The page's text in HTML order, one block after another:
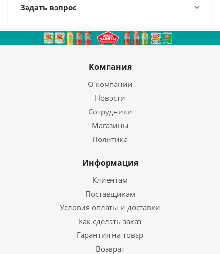
Задать вопрос
Компания
О компании
Новости
Сотрудники
Магазины
Политика
Информация
Клиентам
Поставщикам
Условия оплаты и доставки
Как сделать заказ
Гарантия на товар
Возврат